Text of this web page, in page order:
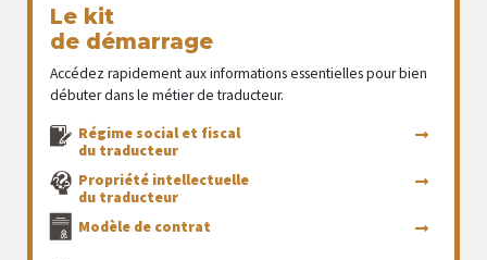
Le kit
de démarrage
Accédez rapidement aux informations essentielles pour bien
débuter dans le métier de traducteur.
Régime social et fiscal
du traducteur
Propriété intellectuelle
du traducteur
Modèle de contrat